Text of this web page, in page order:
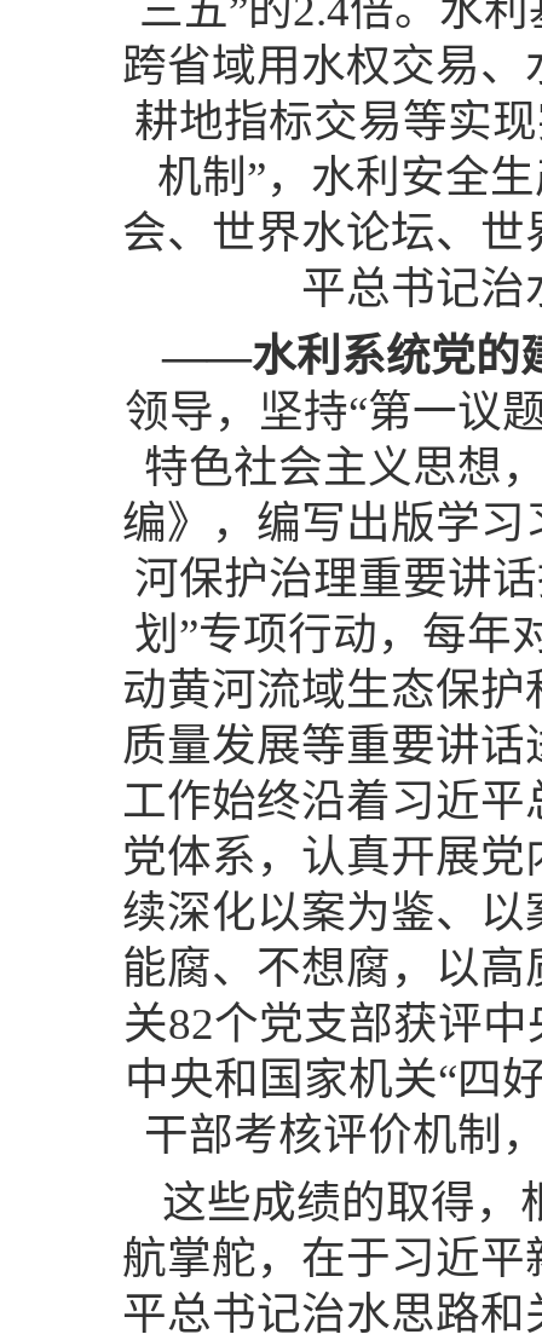
三五”的2.4倍。水
跨省域用水权交易
耕地指标交易等实
机制”，水利安全
会、世界水论坛、
平总书记治
——水利系统党的
领导，坚持“第一议
特色社会主义思想
编》，编写出版学
河保护治理重要讲
划”专项行动，每年
动黄河流域生态保
质量发展等重要讲
工作始终沿着习近
党体系，认真开展
续深化以案为鉴、
能腐、不想腐，以
关82个党支部获评
中央和国家机关“四
干部考核评价机制
这些成绩的取得，
航掌舵，在于习近
平总书记治水思路